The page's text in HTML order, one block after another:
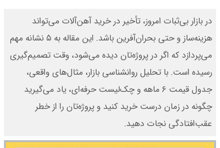
در بازار بی‌ثبات امروز، تأخیر در خرید آهن‌آلات می‌تواند
هزینه‌ساز و حتی بحران‌آفرین باشد. این مقاله به ۵ نشانه مهم
می‌پردازد که اگر در پروژه‌تان دیده می‌شود، وقت تصمیم‌گیری
رسیده است. با تحلیل روانشناسی بازار، مثال‌های واقعی،
جدول قیمت ۶ ماهه و چک‌لیست حرفه‌ای، یاد می‌گیرید
چگونه در زمان درست خرید کنید و پروژه‌تان را از خطر
عقب‌افتادگی نجات دهید.